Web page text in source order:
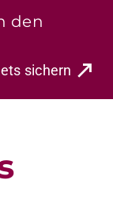
den
sichern